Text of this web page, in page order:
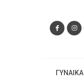
ΓΥΝΑΙΚΑ